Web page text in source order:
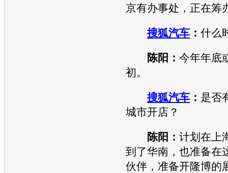
京有办事处，正在筹
搜狐汽车 ： 什么
陈阳： 今年年底
初。
搜狐汽车 ： 是否
城市开店？
陈阳： 计划在上
到了华南，也准备在
伙伴，准备开隆博的